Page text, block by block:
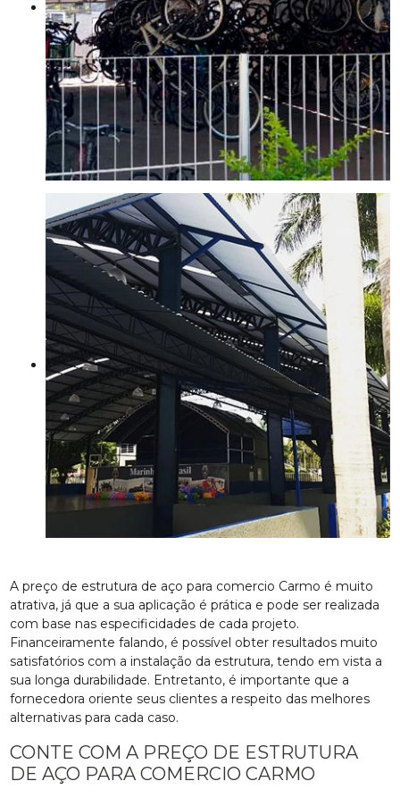
A preço de estrutura de aço para comercio Carmo é muito
atrativa, já que a sua aplicação é prática e pode ser realizada
com base nas especificidades de cada projeto.
Financeiramente falando, é possível obter resultados muito
satisfatórios com a instalação da estrutura, tendo em vista a
sua longa durabilidade. Entretanto, é importante que a
fornecedora oriente seus clientes a respeito das melhores
alternativas para cada caso.
CONTE COM A PREÇO DE ESTRUTURA
DE AÇO PARA COMERCIO CARMO